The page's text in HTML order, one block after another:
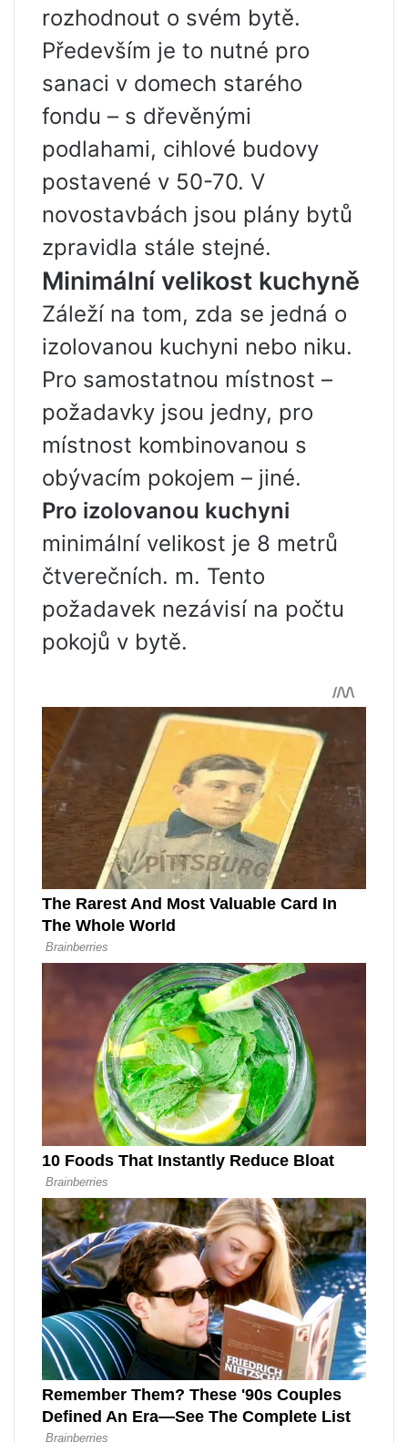
rozhodnout o svém bytě.
Především je to nutné pro
sanaci v domech starého
fondu – s dřevěnými
podlahami, cihlové budovy
postavené v 50-70. V
novostavbách jsou plány bytů
zpravidla stále stejné.
Minimální velikost kuchyně
Záleží na tom, zda se jedná o
izolovanou kuchyni nebo niku.
Pro samostatnou místnost –
požadavky jsou jedny, pro
místnost kombinovanou s
obývacím pokojem – jiné.
Pro izolovanou kuchyni
minimální velikost je 8 metrů
čtverečních. m. Tento
požadavek nezávisí na počtu
pokojů v bytě.